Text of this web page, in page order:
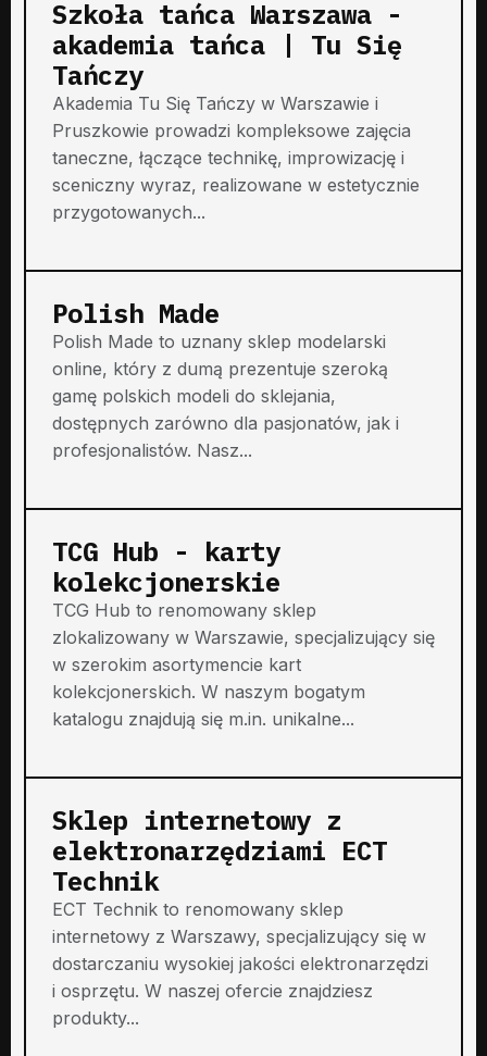
Szkoła tańca Warszawa -
akademia tańca | Tu Się
Tańczy
Akademia Tu Się Tańczy w Warszawie i
Pruszkowie prowadzi kompleksowe zajęcia
taneczne, łączące technikę, improwizację i
sceniczny wyraz, realizowane w estetycznie
przygotowanych...
Polish Made
Polish Made to uznany sklep modelarski
online, który z dumą prezentuje szeroką
gamę polskich modeli do sklejania,
dostępnych zarówno dla pasjonatów, jak i
profesjonalistów. Nasz...
TCG Hub - karty
kolekcjonerskie
TCG Hub to renomowany sklep
zlokalizowany w Warszawie, specjalizujący się
w szerokim asortymencie kart
kolekcjonerskich. W naszym bogatym
katalogu znajdują się m.in. unikalne...
Sklep internetowy z
elektronarzędziami ECT
Technik
ECT Technik to renomowany sklep
internetowy z Warszawy, specjalizujący się w
dostarczaniu wysokiej jakości elektronarzędzi
i osprzętu. W naszej ofercie znajdziesz
produkty...